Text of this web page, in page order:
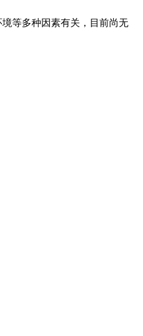
等多种因素有关，目前尚无